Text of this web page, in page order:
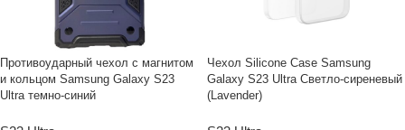
Противоударный чехол с магнитом
и кольцом Samsung Galaxy S23
Ultra темно-синий
Чехол Silicone Case Samsung
Galaxy S23 Ultra Светло-сиреневый
(Lavender)